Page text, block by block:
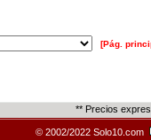
[Pág.
** Precios
© 2002/2022 Solo10.com